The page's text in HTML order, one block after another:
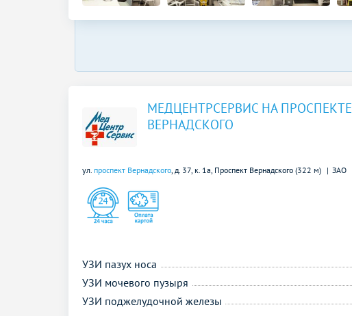
МЕДЦЕНТРСЕРВИС НА ПРОСПЕКТЕ
ВЕРНАДСКОГО
ул. проспект Вернадского , д. 37, к. 1а, Проспект Вернадского (322 м) ЗАО
УЗИ пазух носа
УЗИ мочевого пузыря
УЗИ поджелудочной железы